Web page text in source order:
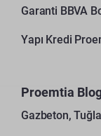
Garanti BBVA
Yapı Kredi
Proemtia